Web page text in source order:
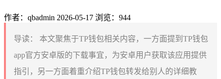
作者：qbadmin 2026-05-17 浏览：944
导读：
本文聚焦于TP钱包相关内容，一方面提到TP钱包
app官方安卓版的下载事宜，为安卓用户获取该应用提供
指引，另一方面着重介绍TP钱包转发给别人的详细教